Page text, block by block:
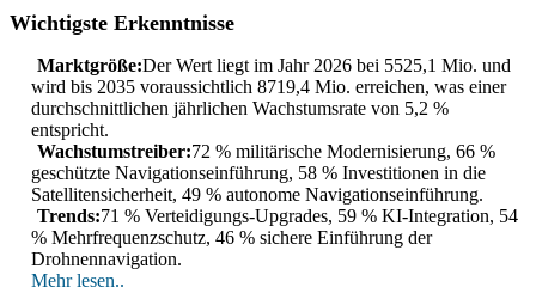
Wichtigste Erkenntnisse
Marktgröße:Der Wert liegt im Jahr 2026 bei 5525,1 Mio. und
wird bis 2035 voraussichtlich 8719,4 Mio. erreichen, was einer
durchschnittlichen jährlichen Wachstumsrate von 5,2 %
entspricht.
Wachstumstreiber:72 % militärische Modernisierung, 66 %
geschützte Navigationseinführung, 58 % Investitionen in die
Satellitensicherheit, 49 % autonome Navigationseinführung.
Trends:71 % Verteidigungs-Upgrades, 59 % KI-Integration, 54
% Mehrfrequenzschutz, 46 % sichere Einführung der
Drohnennavigation.
Mehr lesen..